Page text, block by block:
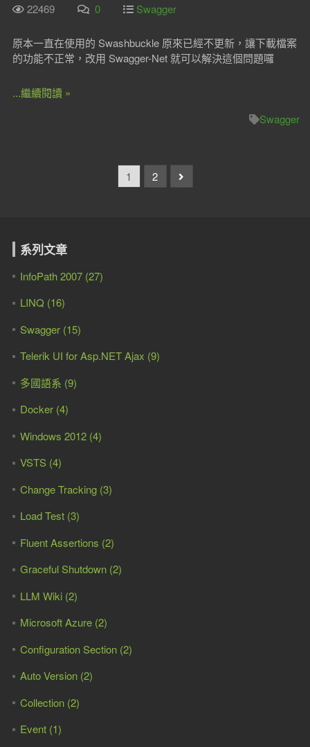
22469 0 Swagger
原本一直在使用的 Swashbuckle 原來已經不更新，讓下載檔案
的功能不正常，改用 Swagger-Net 就可以解決這個問題囉
...繼續閱讀 »
Swagger
1 2
系列文章
InfoPath 2007 (27)
LINQ (16)
Swagger (15)
Telerik UI for Asp.NET Ajax (9)
多國語系 (9)
Docker (4)
Windows 2012 (4)
VSTS (4)
Change Tracking (3)
Load Test (3)
Fluent Assertions (2)
Graceful Shutdown (2)
LLM Wiki (2)
Microsoft Azure (2)
Configuration Section (2)
Auto Version (2)
Collection (2)
Event (1)